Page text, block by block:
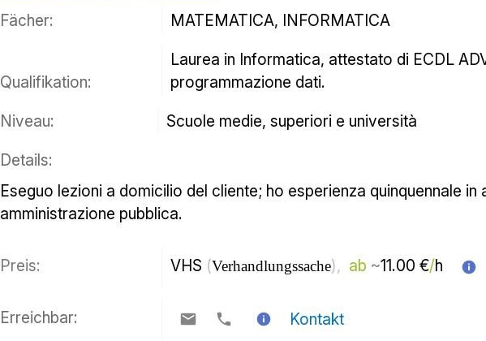
فن: ریاضیات، انفورماتیک
صلاحیت:
Laurea informatica، گواهی ECDL ADV، E-CITIZEN; داده های برنامه نویسی qualifica
di.
سطح:
مدرسه راهنمایی، دبیرستان و دانشگاه
جزئیات:
Eseguo lezioni a domicilio del cliente; ho esperienza quinquennale in ambito scolastico، privateo e
amministrazione pubblica.
قیمت: مرکز آموزش بزرگسالان ( قابل مذاکره )، از حدود
قابل دسترسی: تماس